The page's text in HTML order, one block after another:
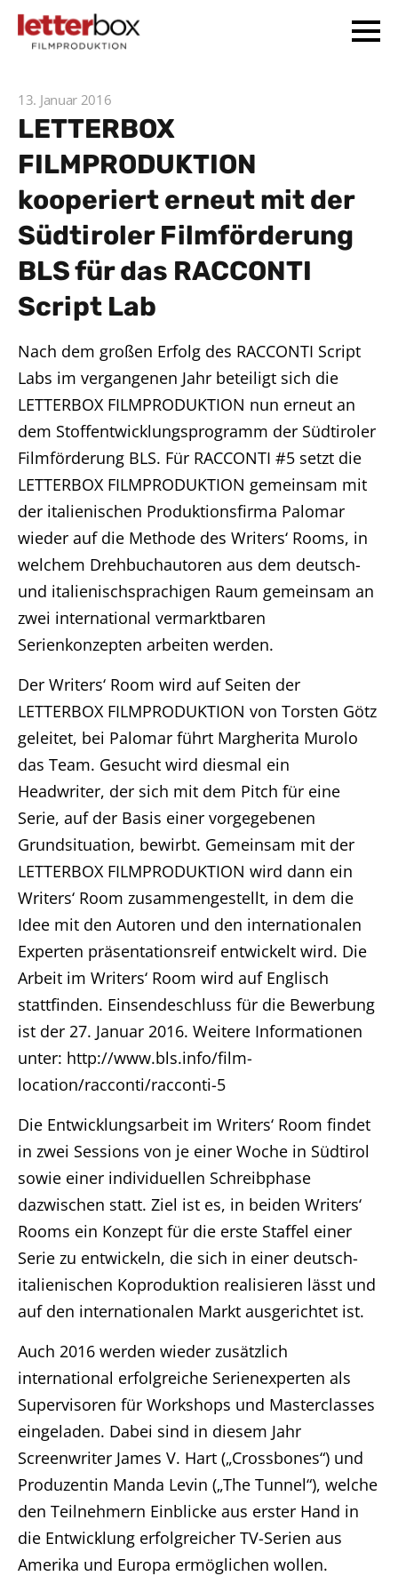
13. Januar 2016
LETTERBOX
FILMPRODUKTION
kooperiert erneut mit der
Südtiroler Filmförderung
BLS für das RACCONTI
Script Lab
Nach dem großen Erfolg des RACCONTI Script
Labs im vergangenen Jahr beteiligt sich die
LETTERBOX FILMPRODUKTION nun erneut an
dem Stoffentwicklungsprogramm der Südtiroler
Filmförderung BLS. Für RACCONTI #5 setzt die
LETTERBOX FILMPRODUKTION gemeinsam mit
der italienischen Produktionsfirma Palomar
wieder auf die Methode des Writers‘ Rooms, in
welchem Drehbuchautoren aus dem deutsch-
und italienischsprachigen Raum gemeinsam an
zwei international vermarktbaren
Serienkonzepten arbeiten werden.
Der Writers‘ Room wird auf Seiten der
LETTERBOX FILMPRODUKTION von Torsten Götz
geleitet, bei Palomar führt Margherita Murolo
das Team. Gesucht wird diesmal ein
Headwriter, der sich mit dem Pitch für eine
Serie, auf der Basis einer vorgegebenen
Grundsituation, bewirbt. Gemeinsam mit der
LETTERBOX FILMPRODUKTION wird dann ein
Writers‘ Room zusammengestellt, in dem die
Idee mit den Autoren und den internationalen
Experten präsentationsreif entwickelt wird. Die
Arbeit im Writers‘ Room wird auf Englisch
stattfinden. Einsendeschluss für die Bewerbung
ist der 27. Januar 2016. Weitere Informationen
unter: http://www.bls.info/film-
location/racconti/racconti-5
Die Entwicklungsarbeit im Writers‘ Room findet
in zwei Sessions von je einer Woche in Südtirol
sowie einer individuellen Schreibphase
dazwischen statt. Ziel ist es, in beiden Writers‘
Rooms ein Konzept für die erste Staffel einer
Serie zu entwickeln, die sich in einer deutsch-
italienischen Koproduktion realisieren lässt und
auf den internationalen Markt ausgerichtet ist.
Auch 2016 werden wieder zusätzlich
international erfolgreiche Serienexperten als
Supervisoren für Workshops und Masterclasses
eingeladen. Dabei sind in diesem Jahr
Screenwriter James V. Hart („Crossbones“) und
Produzentin Manda Levin („The Tunnel“), welche
den Teilnehmern Einblicke aus erster Hand in
die Entwicklung erfolgreicher TV-Serien aus
Amerika und Europa ermöglichen wollen.
Home
Unternehmen
Produktionen
Presse
Karriere
Kontakt
DE
Impressum